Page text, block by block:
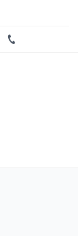
Youtube